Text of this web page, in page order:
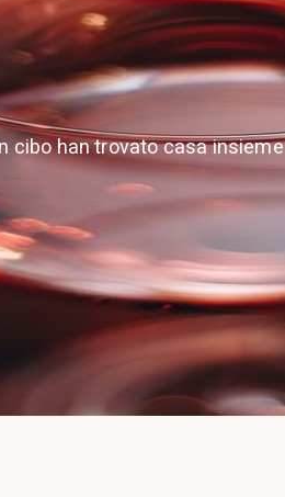
cibo han trovato casa insieme